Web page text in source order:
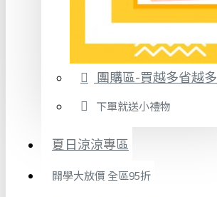
團購區-買越多省越多
下單就送小禮物
夏日涼涼專區
開學大放價 全區95折